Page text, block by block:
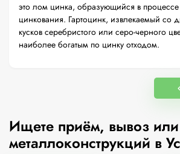
это лом цинка, образующийся в процессе
цинкования. Гартоцинк, извлекаемый со
кусков серебристого или серо-черного
наиболее богатым по цинку отходом.
Ищете приём, вывоз
металлоконструкций в